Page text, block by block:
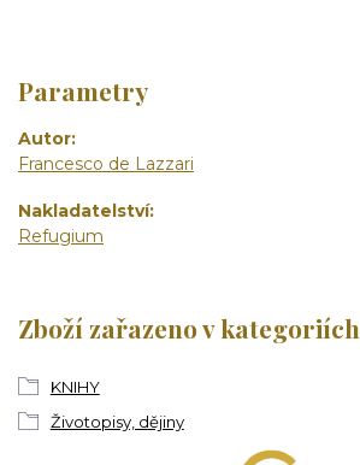
Parametry
Autor
Francesco de Lazzari
Nakladatelství
Refugium
Zboží zařazeno v kategoriích
KNIHY
Životopisy, dějiny